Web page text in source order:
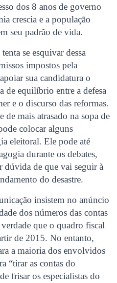
dos 8 anos de governo
crescia e a população
seu padrão de vida.
se esquivar dessa
impostos pela
sua candidatura o
de equilíbrio entre a defesa
e o discurso das reformas.
de mais atrasado na sopa de
colocar alguns
eleitoral. Ele pode até
durante os debates,
dúvida de que vai seguir à
do desastre.
insistem no anúncio
dos números das contas
que o quadro fiscal
de 2015. No entanto,
a maioria dos envolvidos
“tirar as contas do
frisar os especialistas do